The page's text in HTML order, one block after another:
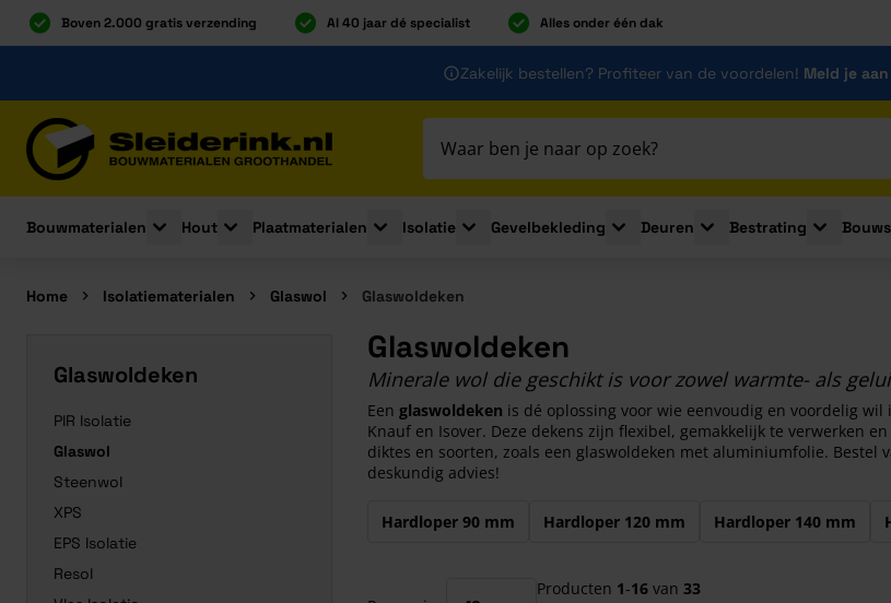
Boven 2.000 gratis verzending Al 40 jaar dé specialist Alles onder één dak
Zakelijk bestellen? Profiteer van de voordelen! Meld je
Bouwmaterialen
Toggle submenu for Bouwmaterialen
Hout
Toggle submenu for Hout
Plaatmaterialen
Toggle submenu for Plaatmaterialen
Isolatie
Toggle submenu for Isolatie
Gevelbekleding
Toggle submenu for Gevelbekleding
Deuren
Toggle submenu for
Bestrating
Toggle
Home Isolatiematerialen Glaswol Glaswoldeken
Glaswoldeken
PIR Isolatie
Glaswol
Steenwol
XPS
EPS Isolatie
Resol
Glaswoldeken
Minerale wol die geschikt is voor zowel warmte- als
Een glaswoldeken is dé oplossing voor wie eenvoudig en voordelig
Knauf en Isover. Deze dekens zijn flexibel, gemakkelijk te verwerken
diktes en soorten, zoals een glaswoldeken met aluminiumfolie.
deskundig advies!
Druk om carrousel over te slaan
Hardloper 90 mm Hardloper 120 mm Hardloper 140 mm
Producten 1-16 van 33